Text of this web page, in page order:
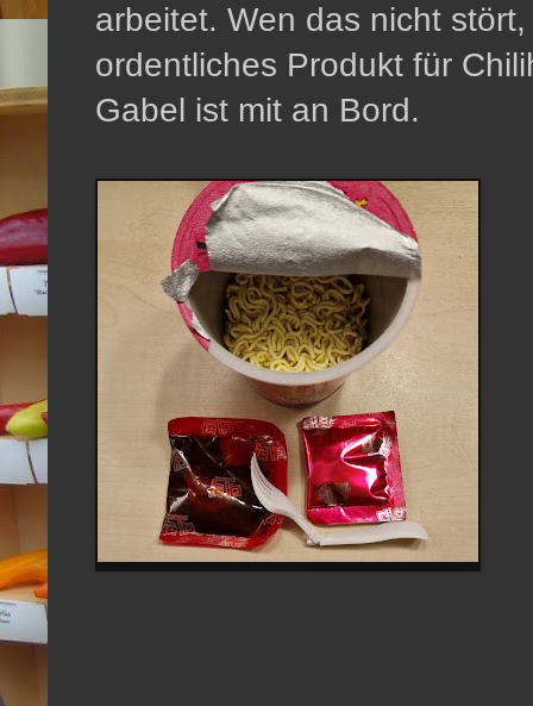
arbeitet. Wen das nicht
ordentliches Produkt für
Gabel ist mit an Bord.